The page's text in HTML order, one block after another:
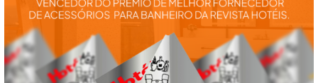
vídeos,
catálogos e
tudo mais que
precisa.